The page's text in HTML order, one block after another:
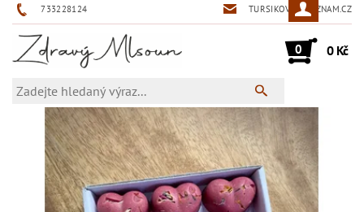
733228124 TURSIKOVA@SEZNAM.CZ
0 0 Kč